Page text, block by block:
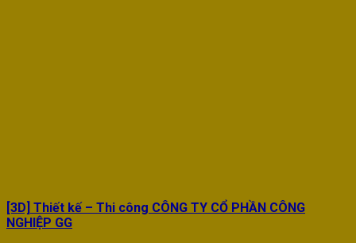
[3D] Thiết kế – Thi công CÔNG TY CỔ PHẦN CÔNG
NGHIỆP GG